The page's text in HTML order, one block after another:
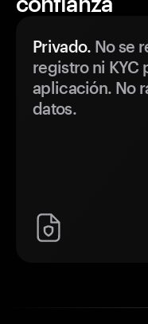
Privado. No se
registro ni KYC
aplicación. No
datos.